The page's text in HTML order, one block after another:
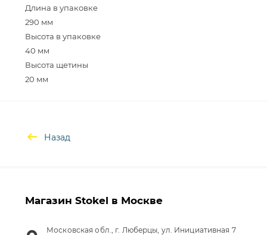
Длина в упаковке
290 мм
Высота в упаковке
40 мм
Высота щетины
Назад
Магазин Stokel в Москве
Московская обл., г. Люберцы, ул. Инициативная 7